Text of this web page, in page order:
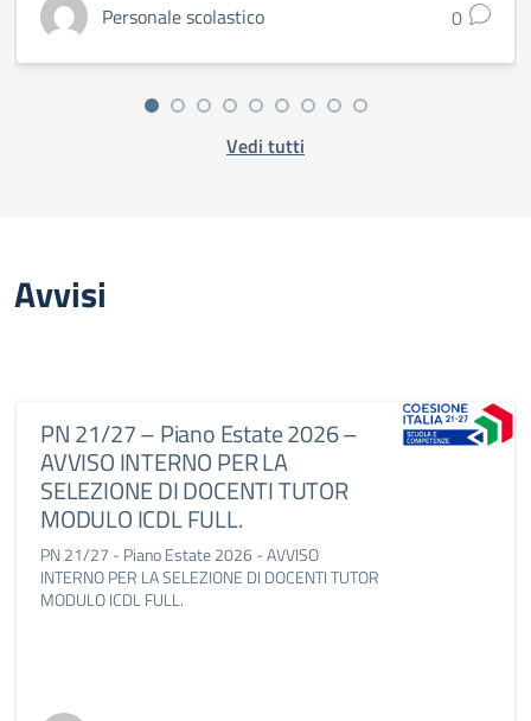
Personale scolastico 0
Vedi tutti
Avvisi
PN 21/27 – Piano Estate 2026 –
AVVISO INTERNO PER LA
SELEZIONE DI DOCENTI TUTOR
MODULO ICDL FULL.
PN 21/27 - Piano Estate 2026 - AVVISO
INTERNO PER LA SELEZIONE DI DOCENTI TUTOR
MODULO ICDL FULL.